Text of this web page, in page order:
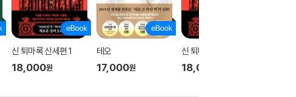
신 퇴마록 신세편 1
18,000원
테오
17,000원
신 퇴마록 신세편 3
18,000